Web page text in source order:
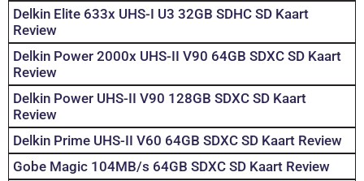
Delkin Elite 633x UHS-I U3 32GB SDHC SD Kaart
Review
Delkin Power 2000x UHS-II V90 64GB SDXC SD Kaart
Review
Delkin Power UHS-II V90 128GB SDXC SD Kaart
Review
Delkin Prime UHS-II V60 64GB SDXC SD Kaart Review
Gobe Magic 104MB/s 64GB SDXC SD Kaart Review